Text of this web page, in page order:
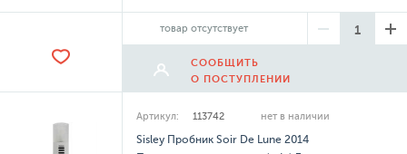
товар отсутствует
СООБЩИТЬ
О ПОСТУПЛЕНИИ
Артикул: 113742 нет в наличии
Sisley Пробник Soir De Lune 2014